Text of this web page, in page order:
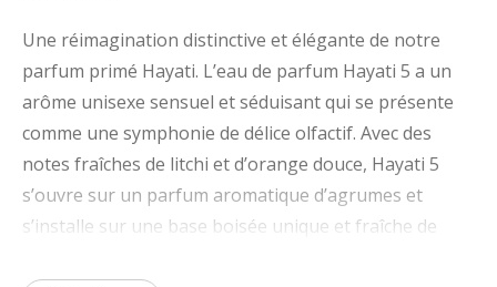
Une réimagination distinctive et élégante de notre
parfum primé Hayati. L’eau de parfum Hayati 5 a un
arôme unisexe sensuel et séduisant qui se présente
comme une symphonie de délice olfactif. Avec des
notes fraîches de litchi et d’orange douce, Hayati 5
s’ouvre sur un parfum aromatique d’agrumes et
s’installe sur une base boisée unique et fraîche de